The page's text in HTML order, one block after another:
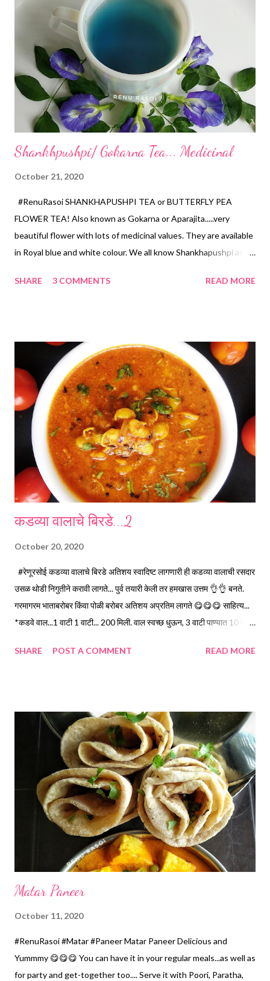
*Add Sugar, Lemon Juice and Salt. Mix properly. *A very
beautiful and tasty Sarbat is ready. *You can use dried flowers
too. #रेणूरसोई #गोकर्ण #सरबत या अतिशय सुंदर फुलांना गोकर्ण किंवा अपराजिता
म्हणूनही ओळखले जाते .... सुंदर अशी ही फुले पांढरी व मोहक निळ्या रंग...
Shankhpushpi/ Gokarna Tea... Medicinal
October 21, 2020
#RenuRasoi SHANKHAPUSHPI TEA or BUTTERFLY PEA
FLOWER TEA! Also known as Gokarna or Aparajita.....very
beautiful flower with lots of medicinal values. They are available
in Royal blue and white colour. We all know Shankhapushpi as a
Insomnia, Anxiety, Stress headache, impaired memory,
flowers....5 *Water...1 cup...200 ml *Honey/Jaggery/Sugar... 1 tsp
*Dry ginger powder.... A pinch... optional Method... *Boil 1 Cup
water, add flowers dry ginger powder if using. *Boil for 3..4
minutes. *Switch off the gas. Take out the flowers. *Add Sugar
or Jaggery or Honey as per your choice. *You can use dried
flowers too. *Do not reheat. #रेणूरसोई #शंखपुष्पी #चहा या अतिशय सुंदर
फुलांना गोकर्ण किंवा अपराजिता म्हणूनही ओळखले जाते .... सुंदर अ...
SHARE 3 COMMENTS READ MORE
कडव्या वालाचे बिरडे...2
October 20, 2020
#रेणूरसोई कडव्या वालाचे बिरडे अतिशय स्वादिष्ट लागणारी ही कडव्या वालाची रसदार
उसळ थोडी निगुतीने करावी लागते... पुर्व तयारी केली तर हमखास उत्तम 👌👌 बनते.
गरमागरम भाताबरोबर किंवा पोळी बरोबर अतिशय अप्रतिम लागते 😋😋😋 साहित्य...
*कडवे वाल...1 वाटी 1 वाटी... 200 मिली. वाल स्वच्छ धुऊन, 3 वाटी पाण्यात 10 तास
केले. 24 तासांत उत्तम मोड येतात. मग 2..3 वाटी पाणी कोमट करून त्यात हे वाल 30
तिखट , 1 टिस्पून धनेपूड. * फोडणीसाठी वाटण मसाला... ओले खोबरे कीस..1/2 वाटी,
हिरवी मिरची चिरून...3, लसूण पाकळ्या 3, आले चिरून 1/2 टिस्पून, जीरे...1/2
टिस्पून हे सगळे पदार्थ एकत्र करून पाणी न घालता बारीक वाटून घ्यावे. *तेल...5
टेबलस्पून *कांदा चिरून...1 *मीठ...1 टिस्पून *तिखट...1 टिस्पून *धनेपूड......
SHARE POST A COMMENT READ MORE
Matar Paneer
October 11, 2020
#RenuRasoi #Matar #Paneer Matar Paneer Delicious and
Yummmy 😋😋😋 You can have it in your regular meals...as well as
for party and get-together too.... Serve it with Poori, Paratha,